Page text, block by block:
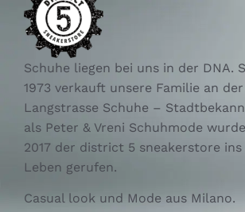
Schuhe liegen bei uns in der DNA.
1973 verkauft unsere Familie an der
Langstrasse Schuhe –
als Peter & Vreni Schuhmode wurde
2017 der district 5 sneakerstore ins
Leben gerufen.
Casual look und Mode aus Milano.